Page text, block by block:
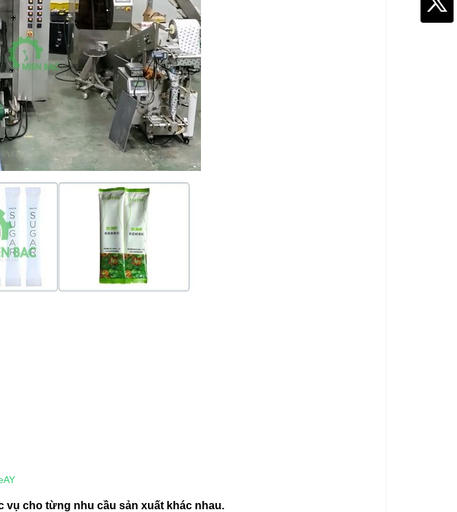
vụ cho từng nhu cầu sản xuất khác nhau.